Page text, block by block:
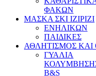
ΦΑΚΩΝ
ΜΑΣΚΑ ΣΚΙ IZIPIZI
ΕΝΗΛΙΚΩΝ
ΠΑΙΔΙΚΕΣ
ΑΘΛΗΤΙΣΜΟΣ ΚΑΙ
ΓΥΑΛΙΑ
B&S